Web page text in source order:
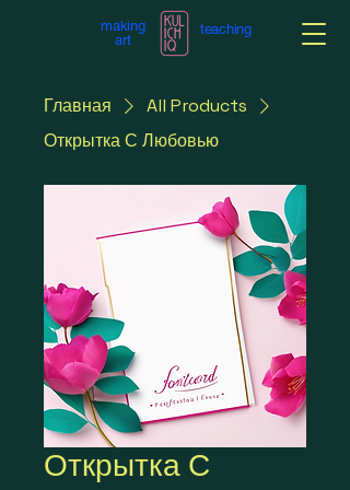
making
art
teaching
Главная
All Products
Открытка С Любовью
Открытка С